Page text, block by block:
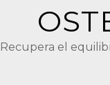
Recupera el